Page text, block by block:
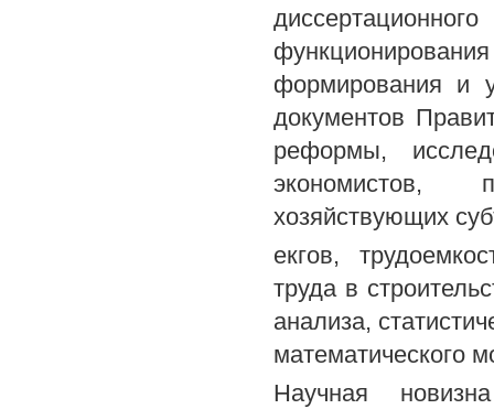
формирования и
документов
реформы,
экономистов,
хозяйствующих
екгов,
труда в
анализа,
математического
Научная